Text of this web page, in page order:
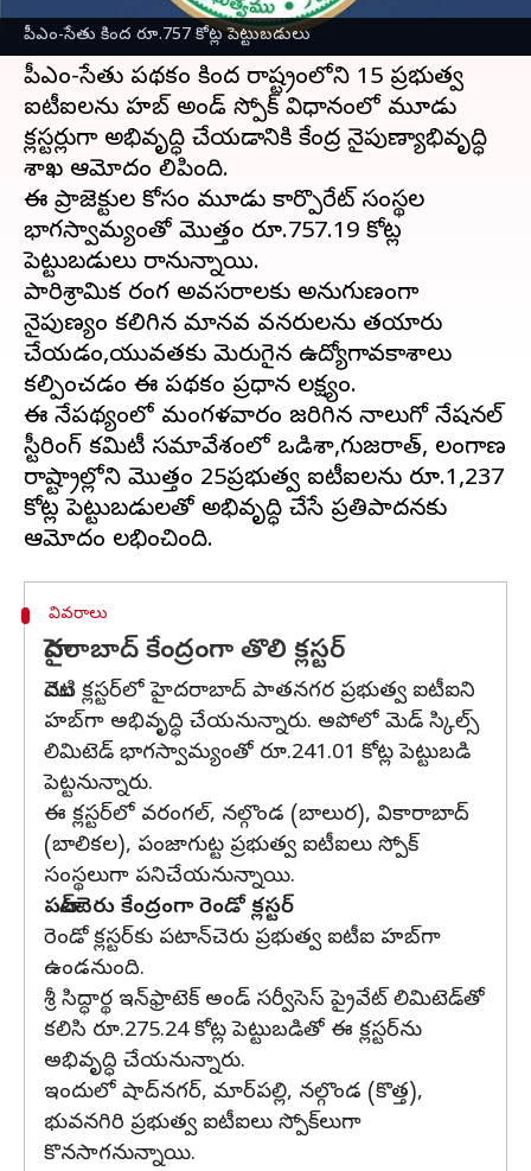
పీఎం-సేతు కింద రూ.757 కోట్ల పెట్టుబడులు
తెలంగాణలో నైపుణ్యాభివృద్ధికి కేంద్ర ప్రభుత్వం మరో
కీలక అడుగు వేసింది.
పీఎం-సేతు పథకం కింద రాష్ట్రంలోని 15 ప్రభుత్వ
ఐటీఐలను హబ్‌ అండ్‌ స్పోక్‌ విధానంలో మూడు
క్లస్టర్లుగా అభివృద్ధి చేయడానికి కేంద్ర నైపుణ్యాభివృద్ధి
శాఖ ఆమోదం తెలిపింది.
ఈ ప్రాజెక్టుల కోసం మూడు కార్పొరేట్‌ సంస్థల
భాగస్వామ్యంతో మొత్తం రూ.757.19 కోట్ల
పెట్టుబడులు రానున్నాయి.
పారిశ్రామిక రంగ అవసరాలకు అనుగుణంగా
నైపుణ్యం కలిగిన మానవ వనరులను తయారు
చేయడం,యువతకు మెరుగైన ఉద్యోగావకాశాలు
కల్పించడం ఈ పథకం ప్రధాన లక్ష్యం.
ఈ నేపథ్యంలో మంగళవారం జరిగిన నాలుగో నేషనల్‌
స్టీరింగ్‌ కమిటీ సమావేశంలో ఒడిశా,గుజరాత్‌, తెలంగాణ
రాష్ట్రాల్లోని మొత్తం 25ప్రభుత్వ ఐటీఐలను రూ.1,237
కోట్ల పెట్టుబడులతో అభివృద్ధి చేసే ప్రతిపాదనకు
వివరాలు
హైదరాబాద్‌ కేంద్రంగా తొలి క్లస్టర్
మొదటి క్లస్టర్‌లో హైదరాబాద్‌ పాతనగర ప్రభుత్వ ఐటీఐని
హబ్‌గా అభివృద్ధి చేయనున్నారు. అపోలో మెడ్‌ స్కిల్స్‌
లిమిటెడ్‌ భాగస్వామ్యంతో రూ.241.01 కోట్ల పెట్టుబడి
పెట్టనున్నారు.
ఈ క్లస్టర్‌లో వరంగల్‌, నల్గొండ (బాలుర), వికారాబాద్‌
(బాలికల), పంజాగుట్ట ప్రభుత్వ ఐటీఐలు స్పోక్‌
సంస్థలుగా పనిచేయనున్నాయి.
పటాన్‌చెరు కేంద్రంగా రెండో క్లస్టర్‌
రెండో క్లస్టర్‌కు పటాన్‌చెరు ప్రభుత్వ ఐటీఐ హబ్‌గా
ఉండనుంది.
శ్రీ సిద్ధార్థ ఇన్‌ఫ్రాటెక్‌ అండ్‌ సర్వీసెస్‌ ప్రైవేట్‌ లిమిటెడ్‌తో
కలిసి రూ.275.24 కోట్ల పెట్టుబడితో ఈ క్లస్టర్‌ను
అభివృద్ధి చేయనున్నారు.
ఇందులో షాద్‌నగర్‌, మార్‌పల్లి, నల్గొండ (కొత్త),
భువనగిరి ప్రభుత్వ ఐటీఐలు స్పోక్‌లుగా
కొనసాగనున్నాయి.